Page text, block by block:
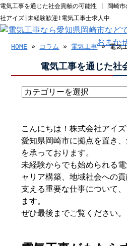
電気工事を通じた社会貢献の可能性 | 岡崎市
社アイズ|未経験歓迎!電気工事士求人中
HOME » コラム » 電気工事» 電気工
電気工事を通じた社
こんにちは！株式会社アイズ
愛知県岡崎市に拠点を置き
を承っております。
未経験からでも始められる
ャリア構築、地域社会への
支える重要な仕事について
ます。
ぜひ最後までご覧ください。